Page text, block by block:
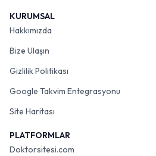
KURUMSAL
Hakkımızda
Bize Ulaşın
Gizlilik Politikası
Google Takvim Entegrasyonu
Site Haritası
PLATFORMLAR
Doktorsitesi.com